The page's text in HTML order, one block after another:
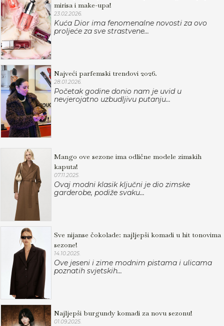
mirisa i make-upa!
23.02.2026.
Kuća Dior ima fenomenalne novosti za ovo
proljeće za sve strastvene...
Najveći parfemski trendovi 2026.
28.01.2026.
Početak godine donio nam je uvid u
nevjerojatno uzbudljivu putanju...
Mango ove sezone ima odlične modele zimskih
kaputa!
07.11.2025.
Ovaj modni klasik ključni je dio zimske
garderobe, podiže svaku...
Sve nijanse čokolade: najljepši komadi u hit tonovima
sezone!
14.10.2025.
Ove jeseni i zime modnim pistama i ulicama
poznatih svjetskih...
Najljepši burgundy komadi za novu sezonu!
01.09.2025.